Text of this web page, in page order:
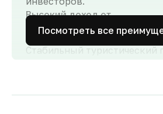
Высокий доход от
аренды
Стабильный туристический
доходность для инвесторов
Посмотреть все